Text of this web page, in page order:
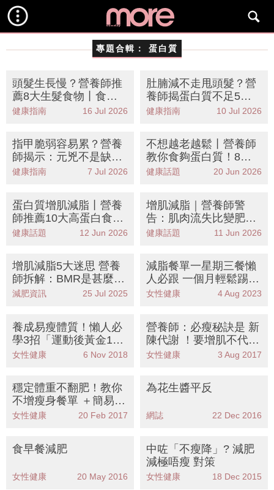
專題合輯： 蛋白質
頭髮生長慢？營養師推
薦8大生髮食物丨食啱
蛋白質鋅維D告別稀疏
健康指南 16 Jul 2026
肚腩減不走甩頭髮？營
養師揭蛋白質不足5大
警號丨附8大高蛋白食
健康指南 10 Jul 2026
指甲脆弱容易累？營養
師揭示：元兇不是缺
鈣！8大高蛋白食物清
健康指南 7 Jul 2026
不想越老越鬆丨營養師
教你食夠蛋白質！8大
增肌減脂食物排行榜＋
健康話題 20 Jun 2026
蛋白質增肌減脂丨營養
師推薦10大高蛋白食
物！擺脫易肥體質 踢走
健康話題 12 Jun 2026
增肌減脂｜營養師警
告：肌肉流失比變肥更
可怕！10大高蛋白食物
健康話題 11 Jun 2026
增肌減脂5大迷思 營養
師拆解：BMR是甚麼？
增肌定減脂先？附3日
減肥資訊 25 Jul 2025
減脂餐單一星期三餐懶
人必跟 一個月輕鬆踢走
3KG！網友實測飽腹不
女性健康 4 Aug 2023
養成易瘦體質！懶人必
學3招「運動後黃金1小
時減肥法」飲食餐單
女性健康 6 Nov 2018
營養師：必瘦秘訣是 新
陳代謝 ！要增肌不代表
狂食雞胸和雞蛋
女性健康 3 Aug 2017
穩定體重不翻肥！教你
不增瘦身餐單 ＋簡易計
算 蛋白質餐單
女性健康 20 Feb 2017
為花生醬平反
網誌 22 Dec 2016
食早餐減肥
女性健康 20 May 2016
中咗「不瘦降」? 減肥
減極唔瘦 對策
女性健康 18 Dec 2015